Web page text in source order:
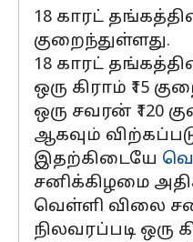
18 காரட்
குறைந்துள்ளது.
18 காரட்
ஒரு கிராம் ₹15
ஒரு சவரன் ₹120
ஆகவும்
இதற்கிடையே
சனிக்கிழமை
வெள்ளி விலை
நிலவரப்படி ஒரு